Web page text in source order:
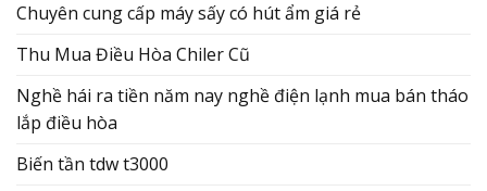
Chuyên cung cấp máy sấy có hút ẩm giá rẻ
Thu Mua Điều Hòa Chiler Cũ
Nghề hái ra tiền năm nay nghề điện lạnh mua bán tháo
lắp điều hòa
Biến tần tdw t3000